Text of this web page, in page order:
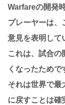
Warfareの開発
プレーヤーは、
意見を表明して
これは、試合の
くなったためで
それは世界で最
に戻すことは確